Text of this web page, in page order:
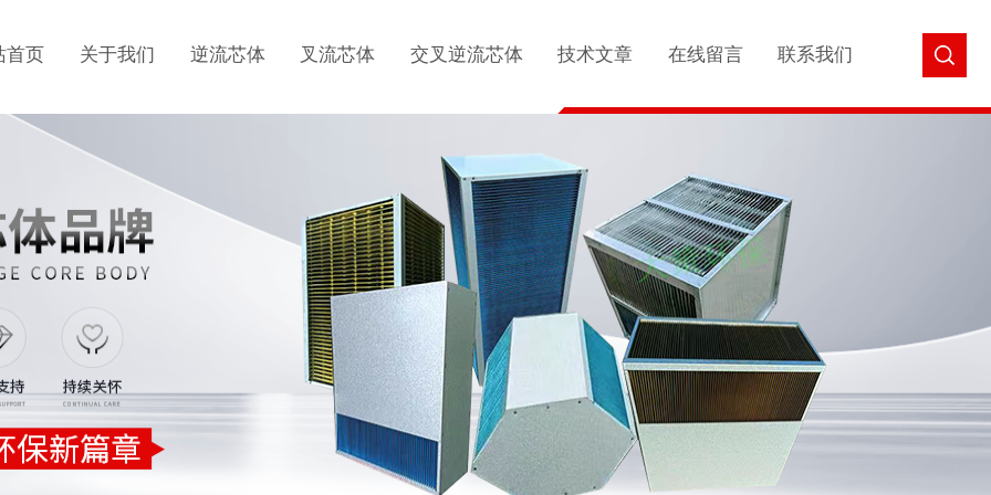
首页 关于我们 逆流芯体 叉流芯体 交叉逆流芯体 技术文章 在线留言 联系我们